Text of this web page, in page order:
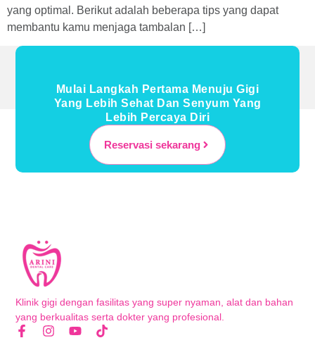
yang optimal. Berikut adalah beberapa tips yang dapat
membantu kamu menjaga tambalan […]
Mulai Langkah Pertama Menuju Gigi
Yang Lebih Sehat Dan Senyum Yang
Lebih Percaya Diri
Reservasi sekarang
Klinik gigi dengan fasilitas yang super nyaman, alat dan bahan
yang berkualitas serta dokter yang profesional.